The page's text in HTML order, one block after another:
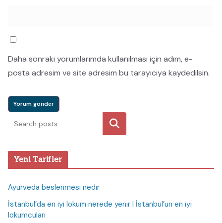
Daha sonraki yorumlarımda kullanılması için adım, e-
posta adresim ve site adresim bu tarayıcıya kaydedilsin.
Ara
Yeni Tarifler
Ayurveda beslenmesi nedir
İstanbul’da en iyi lokum nerede yenir I İstanbul’un en iyi
lokumcuları